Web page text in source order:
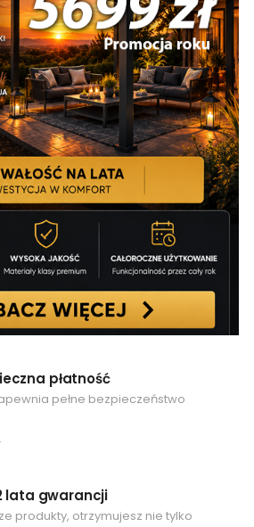
płatność
pełne bezpieczeństwo
lata gwarancji
produkty, otrzymujesz nie tylko